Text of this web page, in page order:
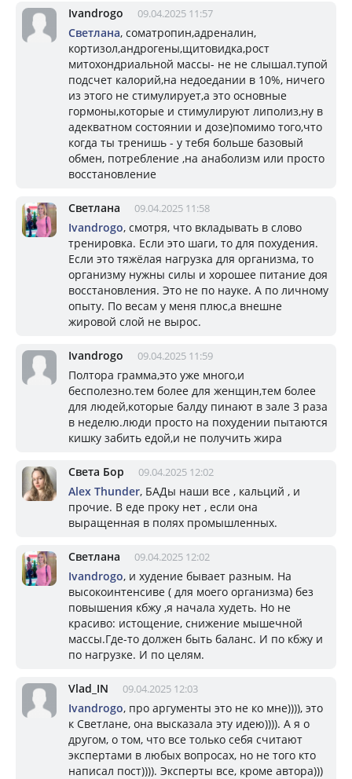
Ivandrogo 09.04.2025 11:57
Светлана, соматропин,адреналин,
кортизол,андрогены,щитовидка,рост
митохондриальной массы- не не слышал.тупой
подсчет калорий,на недоедании в 10%, ничего
из этого не стимулирует,а это основные
гормоны,которые и стимулируют липолиз,ну в
адекватном состоянии и дозе)помимо того,что
когда ты тренишь - у тебя больше базовый
обмен, потребление ,на анаболизм или просто
восстановление
Светлана 09.04.2025 11:58
Ivandrogo, смотря, что вкладывать в слово
тренировка. Если это шаги, то для похудения.
Если это тяжёлая нагрузка для организма, то
организму нужны силы и хорошее питание доя
восстановления. Это не по науке. А по личному
опыту. По весам у меня плюс,а внешне
жировой слой не вырос.
Ivandrogo 09.04.2025 11:59
Полтора грамма,это уже много,и
бесполезно.тем более для женщин,тем более
для людей,которые балду пинают в зале 3 раза
в неделю.люди просто на похудении пытаются
кишку забить едой,и не получить жира
Света Бор 09.04.2025 12:02
Alex Thunder, БАДы наши все , кальций , и
прочие. В еде проку нет , если она
выращенная в полях промышленных.
Светлана 09.04.2025 12:02
Ivandrogo, и худение бывает разным. На
высокоинтенсиве ( для моего организма) без
повышения кбжу ,я начала худеть. Но не
красиво: истощение, снижение мышечной
массы.Где-то должен быть баланс. И по кбжу и
по нагрузке. И по целям.
Vlad_IN 09.04.2025 12:03
Ivandrogo, про аргументы это не ко мне)))), это
к Светлане, она высказала эту идею)))). А я о
другом, о том, что все только себя считают
экспертами в любых вопросах, но не того кто
написал пост)))). Эксперты все, кроме автора)))